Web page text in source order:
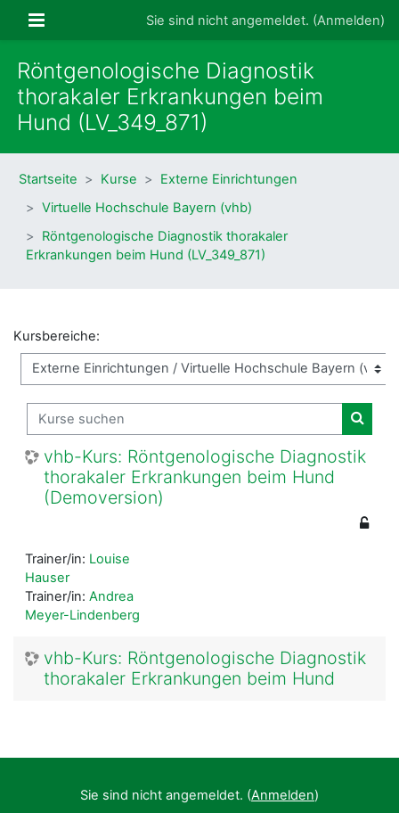
Website-ÜbersichtSie sind nicht angemeldet. (Anmelden)
Röntgenologische Diagnostik
thorakaler Erkrankungen beim
Hund (LV_349_871)
Startseite Kurse
Externe Einrichtungen
Virtuelle Hochschule Bayern (vhb)
Röntgenologische Diagnostik thorakaler
Erkrankungen beim Hund (LV_349_871)
Kursbereiche:
Kurse suchen
Kurse
vhb-Kurs: Röntgenologische Diagnostik
thorakaler Erkrankungen beim Hund
(Demoversion)
Trainer/in: Louise
Hauser
Trainer/in: Andrea
Meyer-Lindenberg
vhb-Kurs: Röntgenologische Diagnostik
thorakaler Erkrankungen beim Hund
Sie sind nicht angemeldet. (Anmelden)